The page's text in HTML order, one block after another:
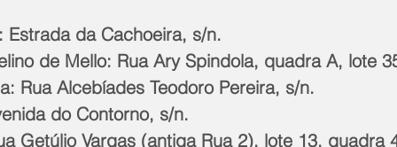
Estrada da Cachoeira, s/n.
de Mello: Rua Ary Spindola, quadra A, lote
Rua Alcebíades Teodoro Pereira, s/n.
do Contorno, s/n.